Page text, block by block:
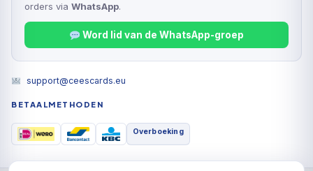
orders via WhatsApp.
Word lid van de WhatsApp-groep
support@ceescards.eu
BETAALMETHODEN
Overboeking